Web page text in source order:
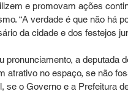
e promovam ações
“A verdade é que não há
da cidade e dos festejos
pronunciamento, a deputada
atrativo no espaço, se não
se o Governo e a Prefeitura